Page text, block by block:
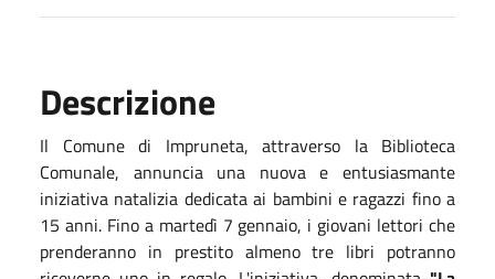
Descrizione
Il Comune di Impruneta, attraverso la Biblioteca
Comunale, annuncia una nuova e entusiasmante
iniziativa natalizia dedicata ai bambini e ragazzi fino a
15 anni. Fino a martedì 7 gennaio, i giovani lettori che
prenderanno in prestito almeno tre libri potranno